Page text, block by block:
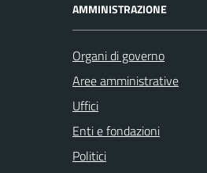
AMMINISTRAZIONE
Organi di governo
Aree amministrative
Uffici
Enti e fondazioni
Politici